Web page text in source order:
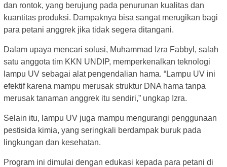
dan rontok, yang berujung pada penurunan kualitas dan
kuantitas produksi. Dampaknya bisa sangat merugikan bagi
para petani anggrek jika tidak segera ditangani.
Dalam upaya mencari solusi, Muhammad Izra Fabbyl, salah
satu anggota tim KKN UNDIP, memperkenalkan teknologi
lampu UV sebagai alat pengendalian hama. “Lampu UV ini
efektif karena mampu merusak struktur DNA hama tanpa
merusak tanaman anggrek itu sendiri,” ungkap Izra.
Selain itu, lampu UV juga mampu mengurangi penggunaan
pestisida kimia, yang seringkali berdampak buruk pada
lingkungan dan kesehatan.
Program ini dimulai dengan edukasi kepada para petani di